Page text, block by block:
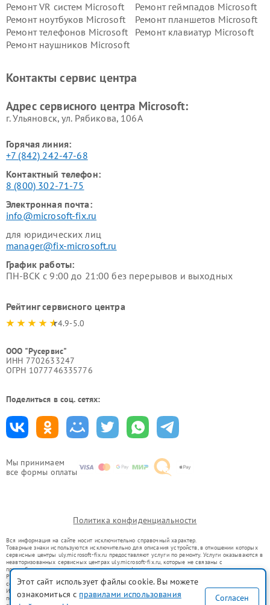
Мы принимаем
все формы оплаты
Ремонт VR систем Microsoft
Ремонт геймпадов Microsoft
Ремонт ноутбуков Microsoft
Ремонт планшетов Microsoft
Ремонт телефонов Microsoft
Ремонт клавиатур Microsoft
Ремонт наушников Microsoft
Контакты сервис центра
Адрес сервисного центра Microsoft:
г. Ульяновск, ул. Рябикова, 106А
Горячая линия:
+7 (842) 242-47-68
Контактный телефон:
8 (800) 302-71-75
Электронная почта:
info@microsoft-fix.ru
для юридических лиц
manager@fix-microsoft.ru
График работы:
ПН-ВСК с 9:00 до 21:00 без перерывов и выходных
Рейтинг сервисного центра
4.9-5.0
ООО "Русервис"
ИНН 7702633247
ОГРН 1077746335776
Поделиться в соц. сетях:
Политика конфиденциальности
Вся информация на сайте носит исключительно справочный характер.
Товарные знаки используются исключительно для описания устройств, в отношении которых
сервисные центры uly.microsoft-fix.ru предоставляют услуги по ремонту. Услуги оказываются в
неавторизованных сервисных центрах uly.microsoft-fix.ru, которые не связаны с
правообладателями товарных знаков или их официальными представителями.
Ремонт осуществляется для устройств, уже введенных в гражданский оборот в соответствии
со статьей 1487 ГК РФ.
Использование товарных знаков не преследует цели индивидуализации услуг или введения
потребителей в заблуждение, а служит для информирования о предоставляемых услугах по
Этот сайт использует файлы cookie. Вы можете
ознакомиться с правилами использования
Согласен